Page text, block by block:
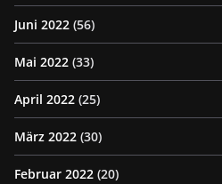
Juni 2022 (56)
Mai 2022 (33)
April 2022 (25)
März 2022 (30)
Februar 2022 (20)